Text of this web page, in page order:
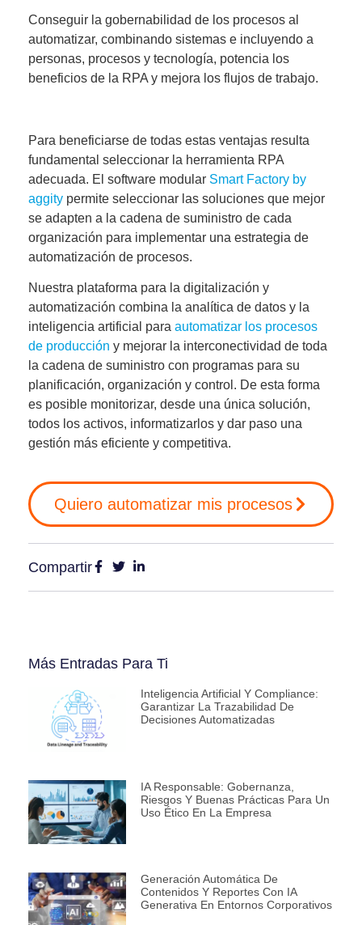
Conseguir la gobernabilidad de los procesos al
automatizar, combinando sistemas e incluyendo a
personas, procesos y tecnología, potencia los
beneficios de la RPA y mejora los flujos de trabajo.
Para beneficiarse de todas estas ventajas resulta
fundamental seleccionar la herramienta RPA
adecuada. El software modular Smart Factory by
aggity permite seleccionar las soluciones que mejor
se adapten a la cadena de suministro de cada
organización para implementar una estrategia de
automatización de procesos.
Nuestra plataforma para la digitalización y
automatización combina la analítica de datos y la
inteligencia artificial para automatizar los procesos
de producción y mejorar la interconectividad de toda
la cadena de suministro con programas para su
planificación, organización y control. De esta forma
es posible monitorizar, desde una única solución,
todos los activos, informatizarlos y dar paso una
gestión más eficiente y competitiva.
Quiero automatizar mis procesos
Compartir
Más Entradas Para Ti
Inteligencia Artificial Y Compliance:
Garantizar La Trazabilidad De
Decisiones Automatizadas
IA Responsable: Gobernanza,
Riesgos Y Buenas Prácticas Para Un
Uso Ético En La Empresa
Generación Automática De
Contenidos Y Reportes Con IA
Generativa En Entornos Corporativos